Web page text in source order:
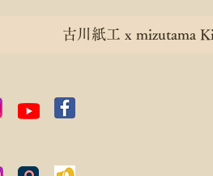
古川紙工 x mizutama